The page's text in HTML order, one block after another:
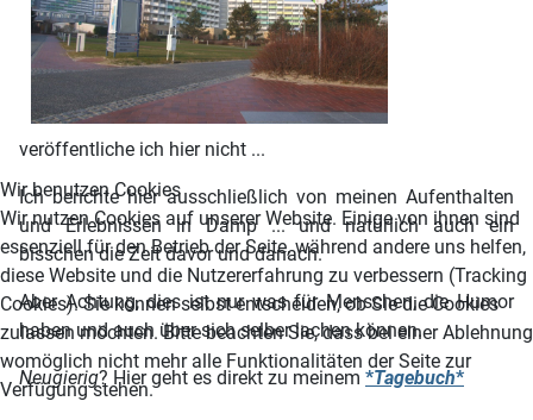
veröffentliche ich hier nicht ...
Ich berichte hier ausschließlich von meinen Aufenthalten
und Erlebnissen in Damp ... und natürlich auch ein
bisschen die Zeit davor und danach.
Aber Achtung, dies ist nur was für Menschen, die Humor
haben und auch über sich selber lachen können.
Neugierig? Hier geht es direkt zu meinem *Tagebuch*
Wir benutzen Cookies
Wir nutzen Cookies auf unserer Website. Einige von ihnen sind
essenziell für den Betrieb der Seite, während andere uns helfen,
diese Website und die Nutzererfahrung zu verbessern (Tracking
Cookies). Sie können selbst entscheiden, ob Sie die Cookies
zulassen möchten. Bitte beachten Sie, dass bei einer Ablehnung
womöglich nicht mehr alle Funktionalitäten der Seite zur
Verfügung stehen.